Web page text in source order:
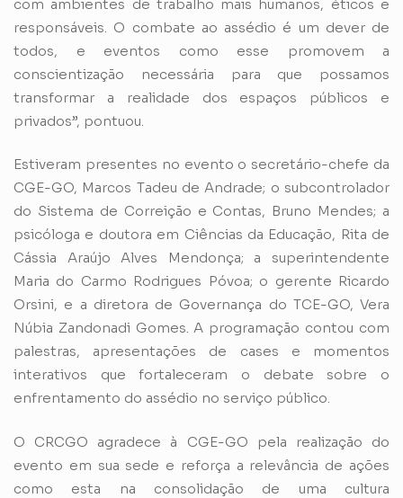
com ambientes de trabalho mais humanos, éticos e
responsáveis. O combate ao assédio é um dever de
todos, e eventos como esse promovem a
conscientização necessária para que possamos
transformar a realidade dos espaços públicos e
privados”, pontuou.
Estiveram presentes no evento o secretário-chefe da
CGE-GO, Marcos Tadeu de Andrade; o subcontrolador
do Sistema de Correição e Contas, Bruno Mendes; a
psicóloga e doutora em Ciências da Educação, Rita de
Cássia Araújo Alves Mendonça; a superintendente
Maria do Carmo Rodrigues Póvoa; o gerente Ricardo
Orsini, e a diretora de Governança do TCE-GO, Vera
Núbia Zandonadi Gomes. A programação contou com
palestras, apresentações de cases e momentos
interativos que fortaleceram o debate sobre o
enfrentamento do assédio no serviço público.
O CRCGO agradece à CGE-GO pela realização do
evento em sua sede e reforça a relevância de ações
como esta na consolidação de uma cultura